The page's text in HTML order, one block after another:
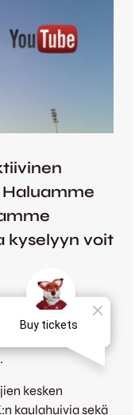
Haluamme
kyselyyn voit
Ojanentekee
kesken
kaulahuivia sekä